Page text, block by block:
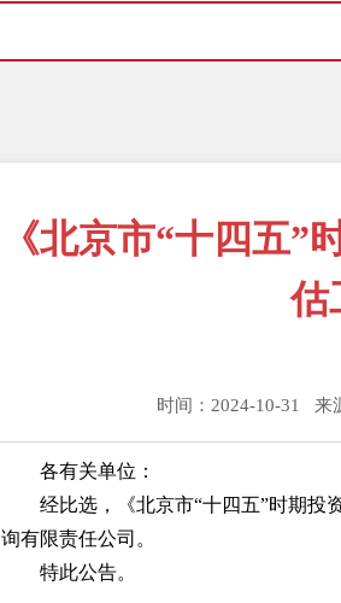
《北京市“十四五
估
时间：2024-10-31 来
各有关单位：
经比选，《北京市“十四五”时期投
询有限责任公司。
特此公告。